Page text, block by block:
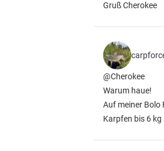
Gruß Cherokee
@Cherokee
Warum haue!
Auf meiner Bolo
Karpfen bis 6